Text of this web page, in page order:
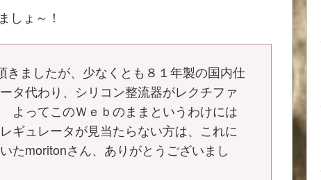
しょ～！
ましたが、少なくとも８１年製の国内仕
タ代わり、シリコン整流器がレクチファ
ってこのＷｅｂのままというわけには
ュレータが見当たらない方は、これに
moritonさん、ありがとうございまし